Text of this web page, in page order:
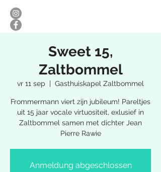
Sweet 15,
Zaltbommel
vr 11 sep
  |
Gasthuiskapel Zaltbommel
Frommermann viert zijn jubileum! Pareltjes
uit 15 jaar vocale virtuositeit, exlusief in
Zaltbommel samen met dichter Jean
Pierre Rawie
Anmeldung abgeschlossen